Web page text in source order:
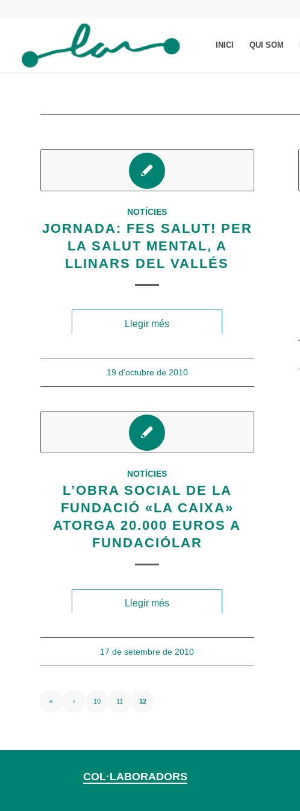
INICI QUI SOM
NOTÍCIES
JORNADA: FES SALUT! PER
LA SALUT MENTAL, A
LLINARS DEL VALLÉS
Llegir més
19 d'octubre de 2010
NOTÍCIES
L’OBRA SOCIAL DE LA
FUNDACIÓ «LA CAIXA»
ATORGA 20.000 EUROS A
FUNDACIÓLAR
Llegir més
17 de setembre de 2010
« ‹ 10 11 12
COL·LABORADORS